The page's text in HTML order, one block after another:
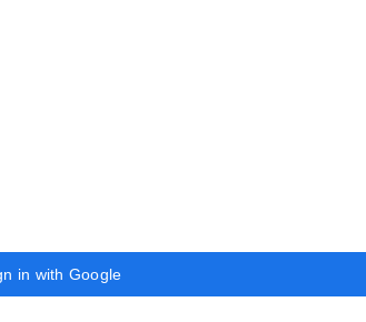
in with Google